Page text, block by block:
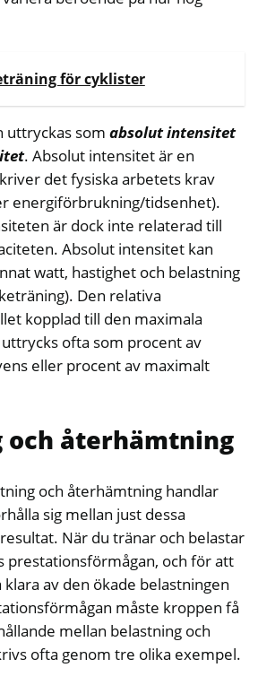
för cyklister
uttryckas som absolut intensitet
. Absolut intensitet är en
det fysiska arbetets krav
energiförbrukning/tidsenhet).
är dock inte relaterad till
Absolut intensitet kan
watt, hastighet och belastning
Den relativa
kopplad till den maximala
ofta som procent av
eller procent av maximalt
och återhämtning
och återhämtning handlar
sig mellan just dessa
När du tränar och belastar
prestationsförmågan, och för att
av den ökade belastningen
måste kroppen få
mellan belastning och
ofta genom tre olika exempel.